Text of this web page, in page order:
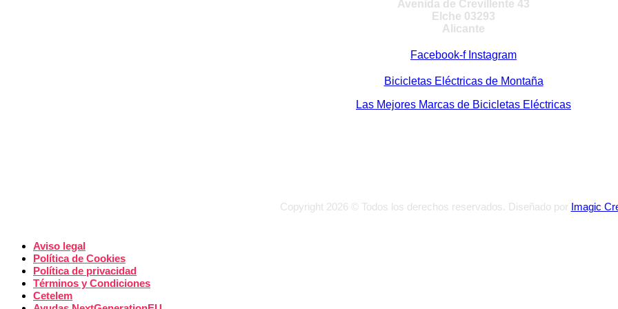
Avenida de Crevillente 43
Elche 03293
Alicante
Facebook-f Instagram
Bicicletas Eléctricas de Montaña
Las Mejores Marcas de Bicicletas Eléctricas
Copyright 2026 © Todos los derechos reservados. Diseñado por Imagic
Aviso legal
Política de Cookies
Política de privacidad
Términos y Condiciones
Cetelem